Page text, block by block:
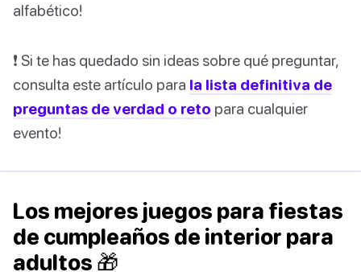
alfabético!
❗️ Si te has quedado sin ideas sobre qué preguntar,
consulta este artículo para la lista definitiva de
preguntas de verdad o reto para cualquier
evento!
Los mejores juegos para fiestas
de cumpleaños de interior para
adultos 🎁